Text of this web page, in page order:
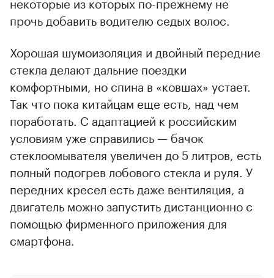
прочь добавить водителю седых волос.
Хорошая шумоизоляция и двойный передние
стекла делают дальние поездки
комфортными, но спина в «ковшах» устает.
Так что пока китайцам еще есть, над чем
поработать. С адаптацией к российским
условиям уже справились — бачок
стеклоомывателя увеличен до 5 литров, есть
полный подогрев лобового стекла и руля. У
передних кресел есть даже вентиляция, а
двигатель можно запустить дистанционно с
помощью фирменного приложения для
смартфона.